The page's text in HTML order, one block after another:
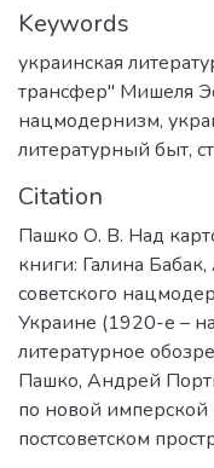
Keywords
украинская
трансфер" Мишеля
нацмодернизм,
литературный быт,
Citation
Пашко О. В. Над
книги: Галина
советского
Украине (1920-е –
литературное
Пашко, Андрей
по новой
постсоветском